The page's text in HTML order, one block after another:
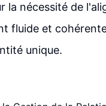
la nécessité de
fluide et
unique.